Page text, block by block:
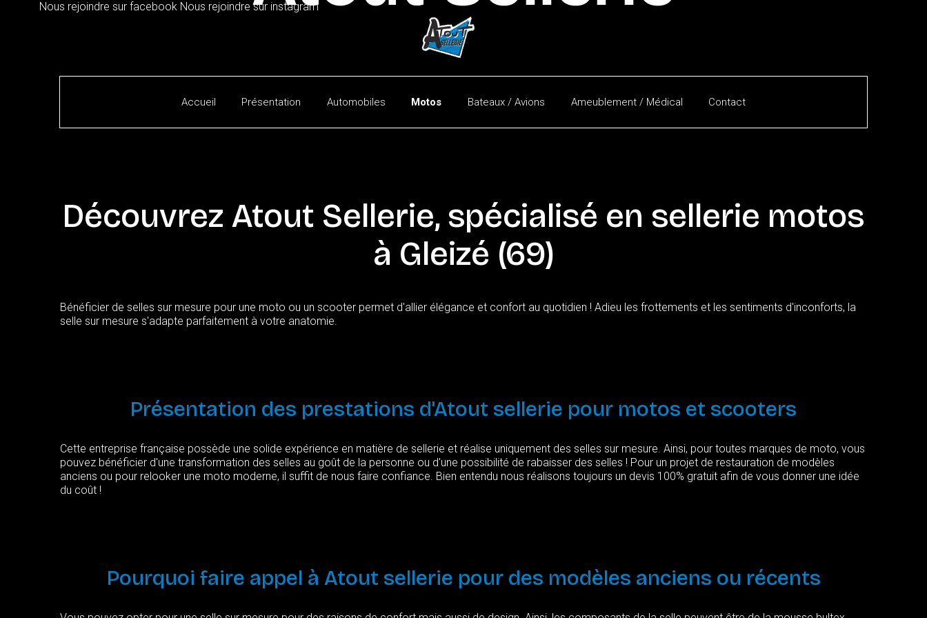
Nous rejoindre sur facebook Nous rejoindre sur instagram
Accueil Présentation Automobiles Motos Bateaux / Avions Ameublement / Médical Contact
Découvrez Atout Sellerie, spécialisé en sellerie motos
à Gleizé (69)
Bénéficier de selles sur mesure pour une moto ou un scooter permet d'allier élégance et confort au quotidien ! Adieu les frottements et les sentiments d'inconforts, la
selle sur mesure s'adapte parfaitement à votre anatomie.
Présentation des prestations d'Atout sellerie pour motos et scooters
Cette entreprise française possède une solide expérience en matière de sellerie et réalise uniquement des selles sur mesure. Ainsi, pour toutes marques de moto, vous
pouvez bénéficier d'une transformation des selles au goût de la personne ou d'une possibilité de rabaisser des selles ! Pour un projet de restauration de modèles
anciens ou pour relooker une moto moderne, il suffit de nous faire confiance. Bien entendu nous réalisons toujours un devis 100% gratuit afin de vous donner une idée
du coût !
Pourquoi faire appel à Atout sellerie pour des modèles anciens ou récents